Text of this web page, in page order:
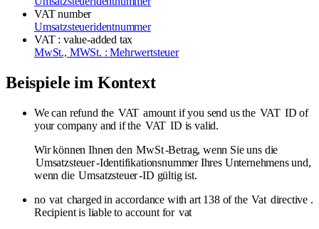
VAT number
Umsatzsteueridentnummer
VAT : value-added tax
MwSt., MWSt. : Mehrwertsteuer
Beispiele im Kontext
We can refund the VAT amount if you send us the VAT ID of
your company and if the VAT ID is valid.
Wir können Ihnen den MwSt-Betrag, wenn Sie uns die
Umsatzsteuer-Identifikationsnummer Ihres Unternehmens und,
wenn die Umsatzsteuer-ID gültig ist.
no vat charged in accordance with art 138 of the Vat directive .
Recipient is liable to account for vat